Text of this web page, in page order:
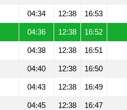
04:34 12:38 16:53
04:36 12:38 16:52
04:38 12:38 16:51
04:40 12:38 16:50
04:43 12:38 16:49
04:45 12:38 16:47